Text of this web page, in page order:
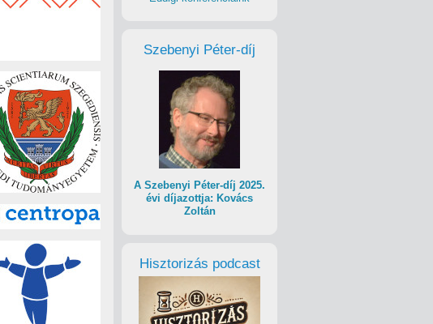
Szebenyi Péter-díj
A Szebenyi Péter-díj 2025.
évi díjazottja: Kovács
Zoltán
Hisztorizás podcast